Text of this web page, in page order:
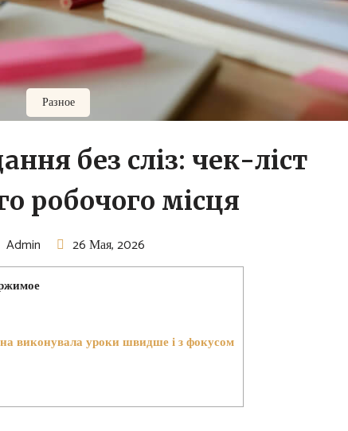
Разное
без сліз: чек-ліст
робочого місця
Admin 26 Мая, 2026
виконувала уроки швидше і з фокусом